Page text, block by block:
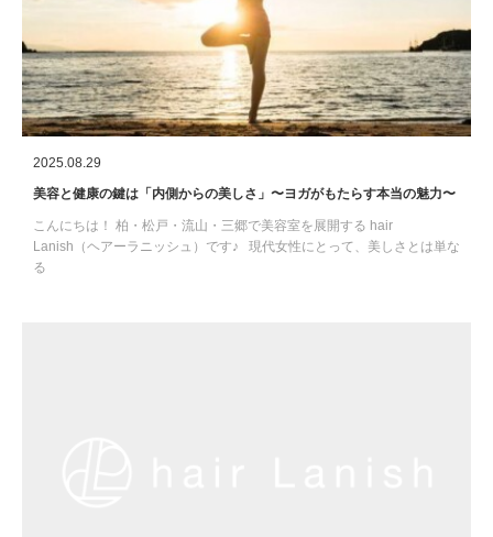
2025.08.29
美容と健康の鍵は「内側からの美しさ」〜ヨガがもたらす本当の魅力〜
こんにちは！ 柏・松戸・流山・三郷で美容室を展開する hair
Lanish（ヘアーラニッシュ）です♪ 現代女性にとって、美しさとは単な
る